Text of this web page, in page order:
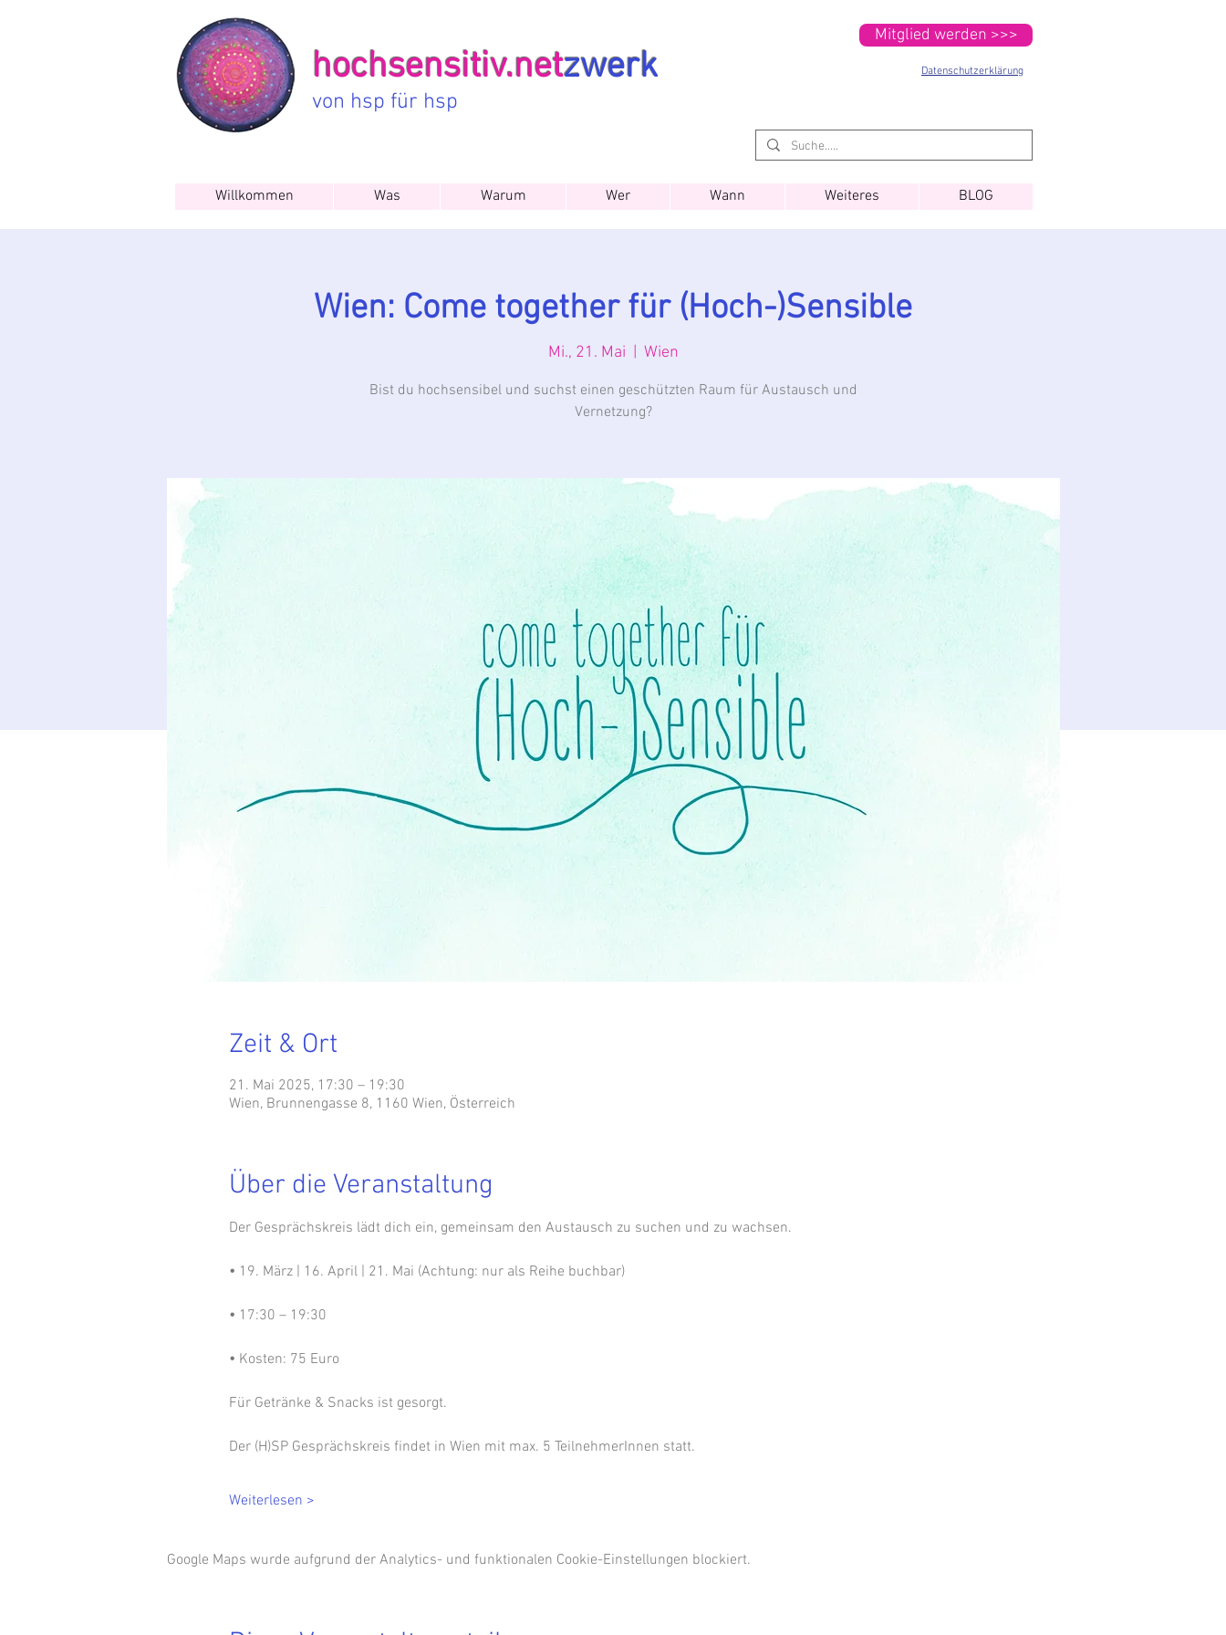
hochsensitiv.netzwerk
von hsp für hsp
Mitglied werden >>>
Datenschutzerklärung
Willkommen Was Warum Wer Wann Weiteres BLOG
Wien: Come together für (Hoch-)Sensible
Mi., 21. Mai Wien
Bist du hochsensibel und suchst einen geschützten Raum für Austausch und
Vernetzung?
Zeit & Ort
21. Mai 2025, 17:30 – 19:30
Wien, Brunnengasse 8, 1160 Wien, Österreich
Über die Veranstaltung
Der Gesprächskreis lädt dich ein, gemeinsam den Austausch zu suchen und zu wachsen.
• 19. März | 16. April | 21. Mai (Achtung: nur als Reihe buchbar)
• 17:30 – 19:30
• Kosten: 75 Euro
Für Getränke & Snacks ist gesorgt.
Der (H)SP Gesprächskreis findet in Wien mit max. 5 TeilnehmerInnen statt.
Weiterlesen >
Google Maps wurde aufgrund der Analytics- und funktionalen Cookie-Einstellungen blockiert.